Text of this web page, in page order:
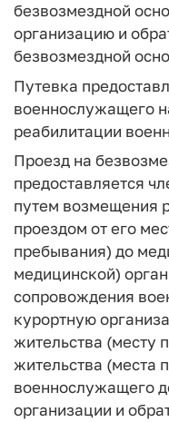
безвозмездной
организацию и
безвозмездной
Путевка
военнослужащего
реабилитации
Проезд на
предоставляется
путем возмещения
проездом от его
пребывания) до
медицинской)
сопровождения
курортную
жительства (месту
жительства (места
военнослужащего
организации и